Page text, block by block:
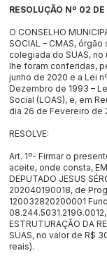
RESOLUÇÃO Nº 02
O CONSELHO
SOCIAL – CMAS,
colegiada do SUAS,
lhe foram conferidas,
junho de 2020 e a Lei
Dezembro de 1993 –
Social (LOAS), e, em
dia 26 de Fevereiro de
RESOLVE:
Art. 1º- Firmar o
aceite, onde consta,
DEPUTADO JESUS
202040190018, de
120032820200001
08.244.5031
ESTRUTURAÇÃO DA
SUAS, no valor de R$
reais).